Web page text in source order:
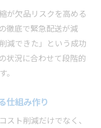
が欠品リスクを高める
徹底で緊急配送が減
減できた」という成功
状況に合わせて段階的
仕組み作り
スト削減だけでなく、